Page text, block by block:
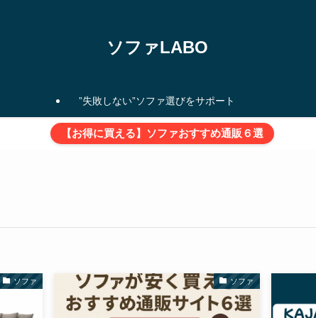
ソファLABO
”失敗しない”ソファ選びをサポート
【お得に買える】ソファおすすめ通販６選
ソファ ソファ